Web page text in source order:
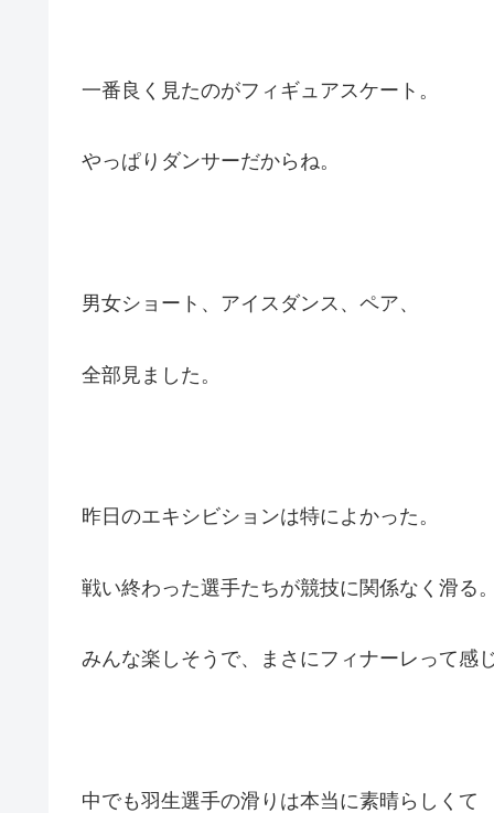
一番良く見たのがフィギュアスケート。
やっぱりダンサーだからね。
男女ショート、アイスダンス、ペア、
全部見ました。
昨日のエキシビションは特によかった。
戦い終わった選手たちが競技に関係なく滑る
みんな楽しそうで、まさにフィナーレって感
中でも羽生選手の滑りは本当に素晴らしくて